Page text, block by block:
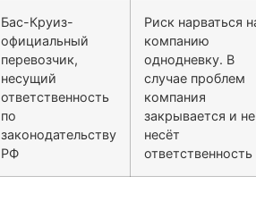
Бас-Круиз-
официальный
перевозчик,
несущий
ответственность
по
законодательству
РФ
Риск нарваться
компанию
однодневку. В
случае проблем
компания
закрывается и не
несёт
ответственность